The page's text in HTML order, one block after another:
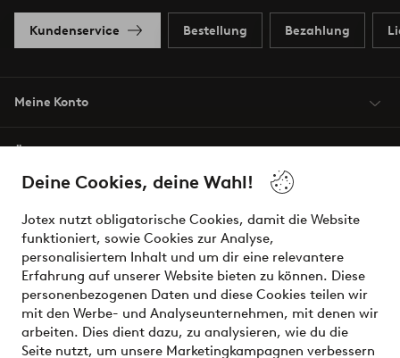
Deine Cookies, deine Wahl!
Jotex nutzt obligatorische Cookies, damit die Website
funktioniert, sowie Cookies zur Analyse,
personalisiertem Inhalt und um dir eine relevantere
Erfahrung auf unserer Website bieten zu können. Diese
personenbezogenen Daten und diese Cookies teilen wir
mit den Werbe- und Analyseunternehmen, mit denen wir
arbeiten. Dies dient dazu, zu analysieren, wie du die
Seite nutzt, um unsere Marketingkampagnen verbessern
Kundenservice Bestellung Bezahlung
Meine Konto
Bedingungen
Sichere Zahlungen - Jetzt bezahlen oder aufteilen
Möchtest du mehr über unsere